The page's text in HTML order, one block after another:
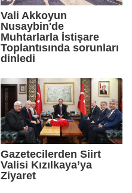
Vali Akkoyun
Nusaybin'de
Muhtarlarla İstişare
Toplantısında sorunları
dinledi
Gazetecilerden Siirt
Valisi Kızılkaya’ya
Ziyaret